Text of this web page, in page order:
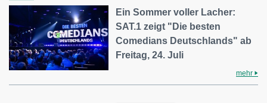
Ein Sommer voller Lacher:
SAT.1 zeigt "Die besten
Comedians Deutschlands" ab
Freitag, 24. Juli
mehr